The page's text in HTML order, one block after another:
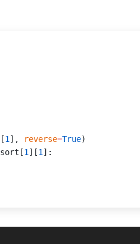
1 ], reverse=True)
1 ][1 ]: